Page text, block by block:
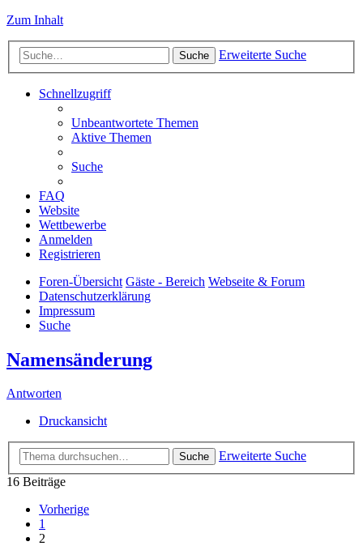
Zum Inhalt
Suche Erweiterte Suche
Schnellzugriff
Unbeantwortete Themen
Aktive Themen
Suche
FAQ
Website
Wettbewerbe
Anmelden
Registrieren
Foren-Übersicht Gäste - Bereich Webseite & Forum
Datenschutzerklärung
Impressum
Suche
Namensänderung
Antworten
Druckansicht
Suche
Erweiterte Suche
16 Beiträge
Vorherige
1
2